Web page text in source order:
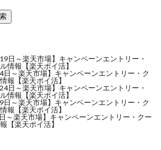
日～楽天市場】キャンペーンエントリー・
情報【楽天ポイ活】
～楽天市場】キャンペーンエントリー・ク
報【楽天ポイ活】
日～楽天市場】キャンペーンエントリー・
情報【楽天ポイ活】
～楽天市場】キャンペーンエントリー・ク
報【楽天ポイ活】
～楽天市場】キャンペーンエントリー・クー
【楽天ポイ活】